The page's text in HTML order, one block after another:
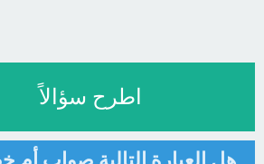
اطرح سؤالاً